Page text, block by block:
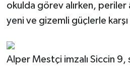
okulda görev alırken,
yeni ve gizemli güçlerle karşı
Alper Mestçi imzalı Siccin 9,